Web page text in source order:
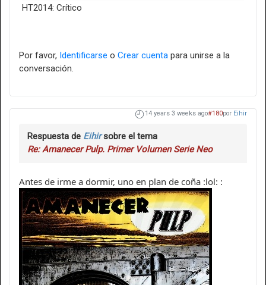
HT2014: Crítico
Por favor, Identificarse o Crear cuenta para unirse a la
conversación.
14 years 3 weeks ago#180por Eihir
Respuesta de Eihirsobre el tema
Re: Amanecer Pulp. Primer Volumen Serie Neo
Antes de irme a dormir, uno en plan de coña :lol: :